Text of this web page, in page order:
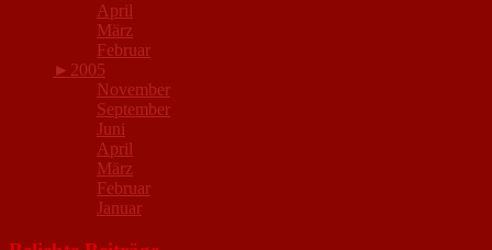
April
März
Februar
► 2005
November
September
Juni
April
März
Februar
Januar